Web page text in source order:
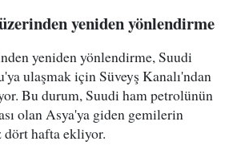
yeniden yönlendirme
yeniden yönlendirme, Suudi
ulaşmak için Süveyş Kanalı'ndan
Bu durum, Suudi ham petrolünün
olan Asya'ya giden gemilerin
dört hafta ekliyor.